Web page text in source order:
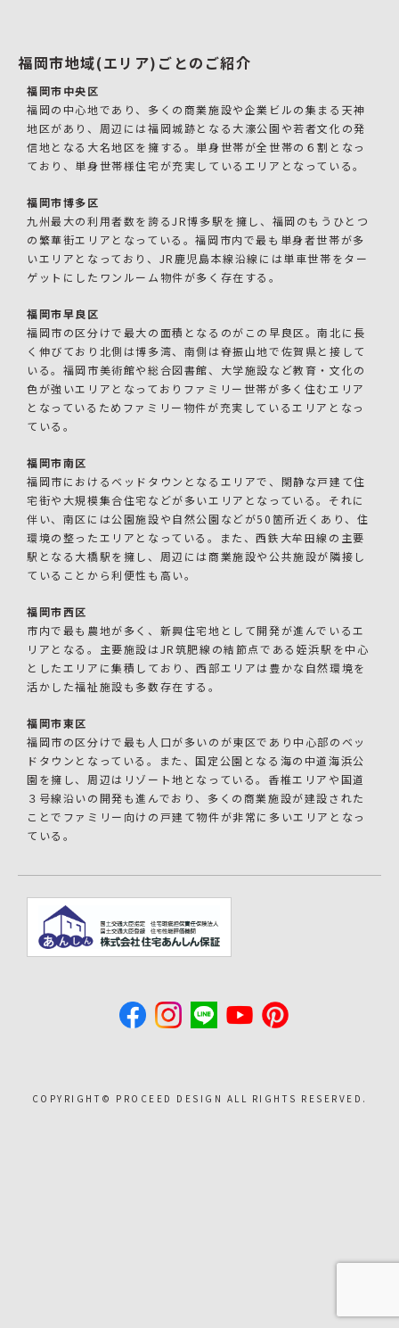
福岡市地域(エリア)ごとのご紹介
福岡市中央区
福岡の中心地であり、多くの商業施設や企業ビルの集まる天神
地区があり、周辺には福岡城跡となる大濠公園や若者文化の発
信地となる大名地区を擁する。単身世帯が全世帯の６割となっ
ており、単身世帯様住宅が充実しているエリアとなっている。
福岡市博多区
九州最大の利用者数を誇るJR博多駅を擁し、福岡のもうひとつ
の繁華街エリアとなっている。福岡市内で最も単身者世帯が多
いエリアとなっており、JR鹿児島本線沿線には単車世帯をター
ゲットにしたワンルーム物件が多く存在する。
福岡市早良区
福岡市の区分けで最大の面積となるのがこの早良区。南北に長
く伸びており北側は博多湾、南側は脊振山地で佐賀県と接して
いる。福岡市美術館や総合図書館、大学施設など教育・文化の
色が強いエリアとなっておりファミリー世帯が多く住むエリア
となっているためファミリー物件が充実しているエリアとなっ
ている。
福岡市南区
福岡市におけるベッドタウンとなるエリアで、閑静な戸建て住
宅街や大規模集合住宅などが多いエリアとなっている。それに
伴い、南区には公園施設や自然公園などが50箇所近くあり、住
環境の整ったエリアとなっている。また、西鉄大牟田線の主要
駅となる大橋駅を擁し、周辺には商業施設や公共施設が隣接し
ていることから利便性も高い。
福岡市西区
市内で最も農地が多く、新興住宅地として開発が進んでいるエ
リアとなる。主要施設はJR筑肥線の結節点である姪浜駅を中心
としたエリアに集積しており、西部エリアは豊かな自然環境を
活かした福祉施設も多数存在する。
福岡市東区
福岡市の区分けで最も人口が多いのが東区であり中心部のベッ
ドタウンとなっている。また、国定公園となる海の中道海浜公
園を擁し、周辺はリゾート地となっている。香椎エリアや国道
３号線沿いの開発も進んでおり、多くの商業施設が建設された
ことでファミリー向けの戸建て物件が非常に多いエリアとなっ
ている。
COPYRIGHT©︎ PROCEED DESIGN ALL RIGHTS RESERVED.